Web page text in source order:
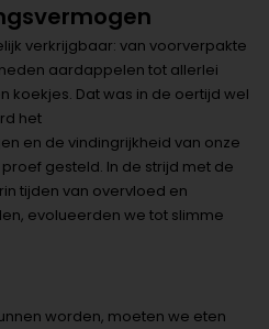
verkrijgbaar: van voorverpakte
aardappelen tot allerlei
koekjes. Dat was in de oertijd wel
het
en de vindingrijkheid van onze
gesteld. In de strijd met de
tijden van overvloed en
evolueerden we tot slimme
worden, moeten we eten